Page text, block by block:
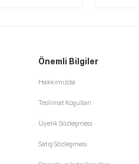
Önemli Bilgiler
Hakkımızda
Teslimat Koşulları
Üyelik Sözleşmesi
Satış Sözleşmesi